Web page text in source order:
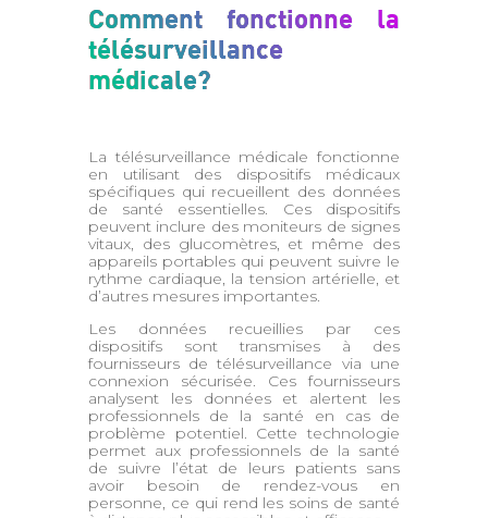
Comment fonctionne la
télésurveillance
médicale?
La télésurveillance médicale fonctionne
en utilisant des dispositifs médicaux
spécifiques qui recueillent des données
de santé essentielles. Ces dispositifs
peuvent inclure des moniteurs de signes
vitaux, des glucomètres, et même des
appareils portables qui peuvent suivre le
rythme cardiaque, la tension artérielle, et
d’autres mesures importantes.
Les données recueillies par ces
dispositifs sont transmises à des
fournisseurs de télésurveillance via une
connexion sécurisée. Ces fournisseurs
analysent les données et alertent les
professionnels de la santé en cas de
problème potentiel. Cette technologie
permet aux professionnels de la santé
de suivre l’état de leurs patients sans
avoir besoin de rendez-vous en
personne, ce qui rend les soins de santé